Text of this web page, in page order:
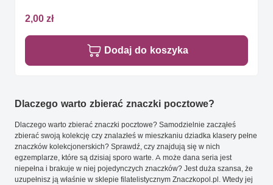
2,00 zł
Dodaj do koszyka
Dlaczego warto zbierać znaczki pocztowe?
Dlaczego warto zbierać znaczki pocztowe? Samodzielnie zacząłeś
zbierać swoją kolekcję czy znalazłeś w mieszkaniu dziadka klasery pełne
znaczków kolekcjonerskich? Sprawdź, czy znajdują się w nich
egzemplarze, które są dzisiaj sporo warte. A może dana seria jest
niepełna i brakuje w niej pojedynczych znaczków? Jest duża szansa, że
uzupełnisz ją właśnie w sklepie filatelistycznym Znaczkopol.pl. Wtedy jej